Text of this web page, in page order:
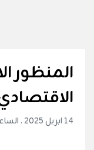
المنظور
14 ابريل 2025 . الساعة 20:37 بتوقيت مسقط